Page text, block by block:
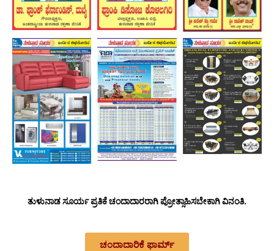
ತುಳುನಾಡ ಸೂರ್ಯ ಪ್ರತಿಕೆ ಚಂದಾದಾರರಾಗಿ ಪ್ರೋತ್ಸಾಹಿಸಬೇಕಾಗಿ ವಿನಂತಿ.
ಚಂದಾದಾರಿಕೆ ಫಾರ್ಮ್